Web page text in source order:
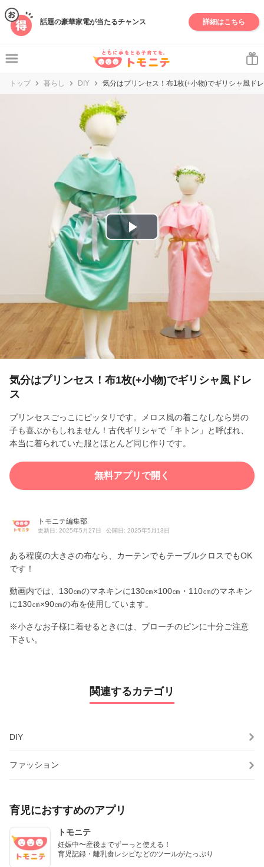
話題の豪華家電が当たるチャンス 詳細はこちら
トップ 暮らし DIY 気分はプリンセス！布1枚(+小物)でギリシャ風ド
P
V
i
e
o
気分はプリンセス！布1枚(+小物)でギリシャ風ドレ
ス
プリンセスごっこにピッタリです。メロス風の着こなしなら男の
子も喜ぶかもしれません！古代ギリシャで「キトン」と呼ばれ、
本当に着られていた服とほとんど同じ作りです。
無料アプリで開く
トモニテ編集部
更新日: 2025年5月27日 公開日: 2025年5月13日
ある程度の大きさの布なら、カーテンでもテーブルクロスでもOK
です！
動画内では、130㎝のマネキンに130㎝×100㎝・110㎝のマネキン
に130㎝×90㎝の布を使用しています。
※小さなお子様に着せるときには、ブローチのピンに十分ご注意
下さい。
関連するカテゴリ
DIY
ファッション
育児におすすめのアプリ
トモニテ
妊娠中〜産後までずーっと使える！
育児記録・離乳食レシピなどのツールがたっぷり